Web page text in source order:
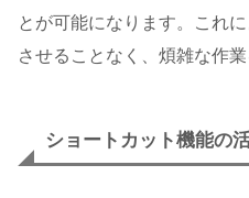
とが可能になります。これ
させることなく、煩雑な作
ショートカット機能の